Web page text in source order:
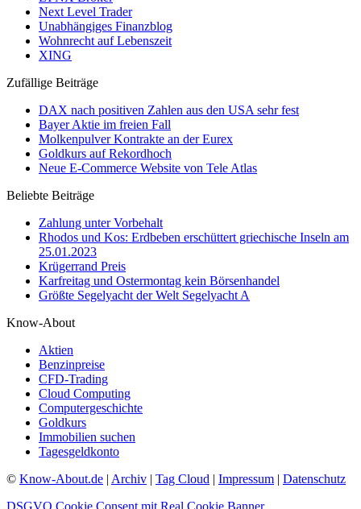
Next Level Trader
Unabhängiges Finanzblog
Wohnrecht auf Lebenszeit
XING
Zufällige Beiträge
DAX nach positiven Zahlen aus den USA sehr fest
Bayer Aktie im freien Fall
Molkenpulver Kontrakte an der Eurex
Goldkurs auf Rekordhoch
Neue E-Commerce Website von Tele Atlas
Beliebte Beiträge
Zahlung unter Vorbehalt
Rhodos und Kos: Erdbeben erschüttert griechische Inseln am
25.01.2023
Krügerrand Preis
Karfreitag und Ostermontag kein Börsenhandel
Größte Segelyacht der Welt Segelyacht A
Know-About
Aktien
Benzinpreise
CFD-Trading
Cloud Computing
Computergeschichte
Goldkurs
Immobilien suchen
Tagesgeldkonto
© Know-About.de | Archiv | Tag Cloud | Impressum | Datenschutz
DSGVO Cookie Consent mit Real Cookie Banner